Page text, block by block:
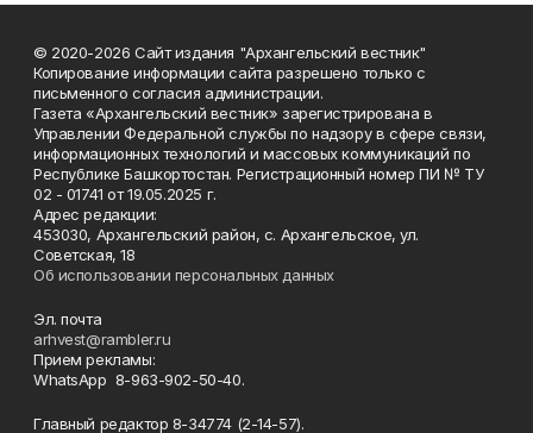
© 2020-2026 Сайт издания "Архангельский вестник"
Копирование информации сайта разрешено только с
письменного согласия администрации.
Газета «Архангельский вестник» зарегистрирована в
Управлении Федеральной службы по надзору в сфере связи,
информационных технологий и массовых коммуникаций по
Республике Башкортостан. Регистрационный номер ПИ № ТУ
02 - 01741 от 19.05.2025 г.
Адрес редакции:
453030, Архангельский район, с. Архангельское, ул.
Советская, 18
Об использовании персональных данных
Эл. почта
arhvest@rambler.ru
Прием рекламы:
WhatsApp 8-963-902-50-40.
Главный редактор 8-34774 (2-14-57).